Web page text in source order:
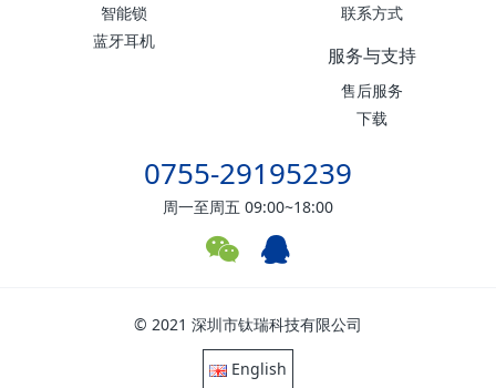
智能锁
蓝牙耳机
联系方式
服务与支持
售后服务
下载
0755-29195239
周一至周五 09:00~18:00
© 2021 深圳市钛瑞科技有限公司
English